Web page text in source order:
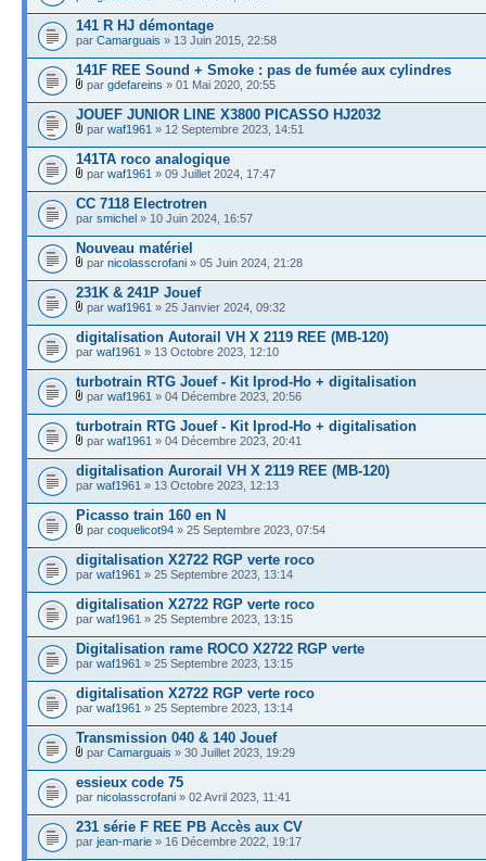
141 R HJ démontage
par Camarguais » 13 Juin 2015, 22:58
141F REE Sound + Smoke : pas de fumée aux cylindres
par gdefareins » 01 Mai 2020, 20:55
JOUEF JUNIOR LINE X3800 PICASSO HJ2032
par waf1961 » 12 Septembre 2023, 14:51
141TA roco analogique
par waf1961 » 09 Juillet 2024, 17:47
CC 7118 Electrotren
par smichel » 10 Juin 2024, 16:57
Nouveau matériel
par nicolasscrofani » 05 Juin 2024, 21:28
231K & 241P Jouef
par waf1961 » 25 Janvier 2024, 09:32
digitalisation Autorail VH X 2119 REE (MB-120)
par waf1961 » 13 Octobre 2023, 12:10
turbotrain RTG Jouef - Kit Iprod-Ho + digitalisation
par waf1961 » 04 Décembre 2023, 20:56
turbotrain RTG Jouef - Kit Iprod-Ho + digitalisation
par waf1961 » 04 Décembre 2023, 20:41
digitalisation Aurorail VH X 2119 REE (MB-120)
par waf1961 » 13 Octobre 2023, 12:13
Picasso train 160 en N
par coquelicot94 » 25 Septembre 2023, 07:54
digitalisation X2722 RGP verte roco
par waf1961 » 25 Septembre 2023, 13:14
digitalisation X2722 RGP verte roco
par waf1961 » 25 Septembre 2023, 13:15
Digitalisation rame ROCO X2722 RGP verte
par waf1961 » 25 Septembre 2023, 13:15
digitalisation X2722 RGP verte roco
par waf1961 » 25 Septembre 2023, 13:14
Transmission 040 & 140 Jouef
par Camarguais » 30 Juillet 2023, 19:29
essieux code 75
par nicolasscrofani » 02 Avril 2023, 11:41
231 série F REE PB Accès aux CV
par jean-marie » 16 Décembre 2022, 19:17